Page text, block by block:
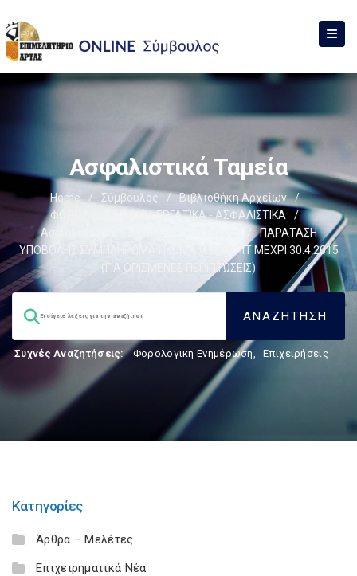
Ασφαλιστικά Ταμεία
Home / Σύμβουλος / Βιβλιοθήκη Αρχείων
/
ΦΟΡΟΛΟΓΙΣΤΙΚΑ
ΕΡΓΑΤΙΚΑ - ΑΣΦΑΛΙΣΤΙΚΑ
/
Ασφαλιστικά
ΠΑΡΑΤΑΣΗ
ΥΠΟΒΟΛΗΣ ΣΥΜΠΛΗΡΩΜΑΤΙΚΩΝ Α.Π.Δ. ΤΑΠΙΤ ΜΕΧΡΙ 30.4.2015
(ΓΙΑ ΟΡΙΣΜΕΝΕΣ ΠΕΡΙΠΤΩΣΕΙΣ)
Συχνές Αναζητήσεις: Φορολογικη Ενημέρωση, Επιχειρήσεις
Κατηγορίες
Άρθρα – Μελέτες
Επιχειρηματικά Νέα